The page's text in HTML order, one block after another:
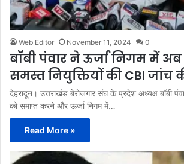
Web Editor November 11, 2024 0
बॉबी पंवार ने ऊर्जा निगम में
समस्त नियुक्तियों की CBI जांच
देहरादून। उत्तराखंड बेरोजगार संघ के प्रदेश अध्यक्ष बॉबी
को समाप्त करने और ऊर्जा निगम में…
Read More »